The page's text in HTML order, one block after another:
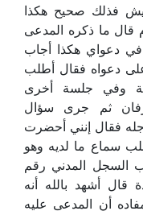
فذلك صحيح هكذا
قال ما ذكره المدعى
دعواي هكذا أجاب
دعواه فقال أطلب
وفي جلسة أخرى
ثم جرى سؤال
فقال إنني أحضرت
سماع ما لديه وهو
السجل المدني رقم
قال أشهد بالله أنه
أن المدعى عليه